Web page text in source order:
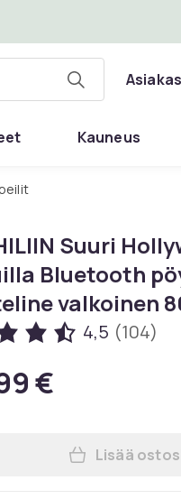
Kauneus
Suuri
Bluetooth
valkoinen
4,5 (104)
€
Lisää